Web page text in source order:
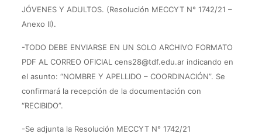
JÓVENES Y ADULTOS. (Resolución MECCYT N° 1742/21 –
Anexo II).
-TODO DEBE ENVIARSE EN UN SOLO ARCHIVO FORMATO
PDF AL CORREO OFICIAL cens28@tdf.edu.ar indicando en
el asunto: “NOMBRE Y APELLIDO – COORDINACIÓN”. Se
confirmará la recepción de la documentación con
“RECIBIDO”.
-Se adjunta la Resolución MECCYT N° 1742/21